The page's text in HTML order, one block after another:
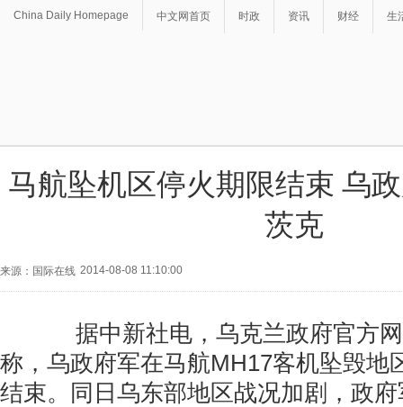
China Daily Homepage 中文网首页 时政 资讯 财经 生
马航坠机区停火期限结束 乌
茨克
来源：国际在线 2014-08-08 11:10:00
据中新社电，乌克兰政府官方网
称，乌政府军在马航MH17客机坠毁地
结束。同日乌东部地区战况加剧，政